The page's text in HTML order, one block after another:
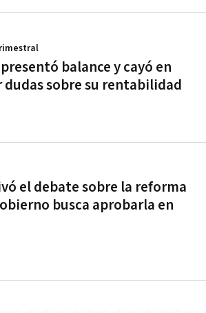
balance y cayó en
dudas sobre su rentabilidad
el debate sobre la reforma
busca aprobarla en